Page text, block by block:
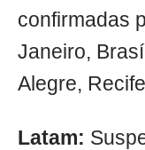
confirmadas
Janeiro,
Alegre,
Latam: